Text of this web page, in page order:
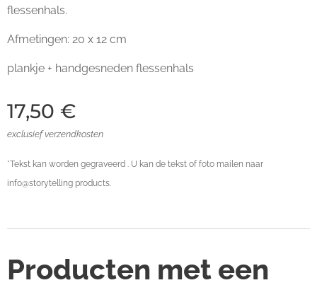
flessenhals.
Afmetingen: 20 x 12 cm
plankje + handgesneden flessenhals
17,50 €
exclusief verzendkosten
*Tekst kan worden gegraveerd . U kan de tekst of foto mailen naar
info@storytelling products.
Producten met een